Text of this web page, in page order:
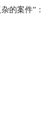
的案件”：